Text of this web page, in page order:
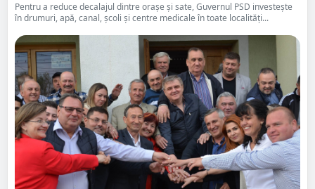
Pentru a reduce decalajul dintre orașe și sate, Guvernul PSD investește
în drumuri, apă, canal, școli și centre medicale în toate localități...